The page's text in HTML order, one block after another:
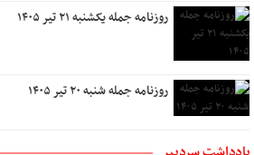
روزنامه جمله یکشنبه ۲۱ تیر ۱۴۰۵
روزنامه جمله شنبه ۲۰ تیر ۱۴۰۵